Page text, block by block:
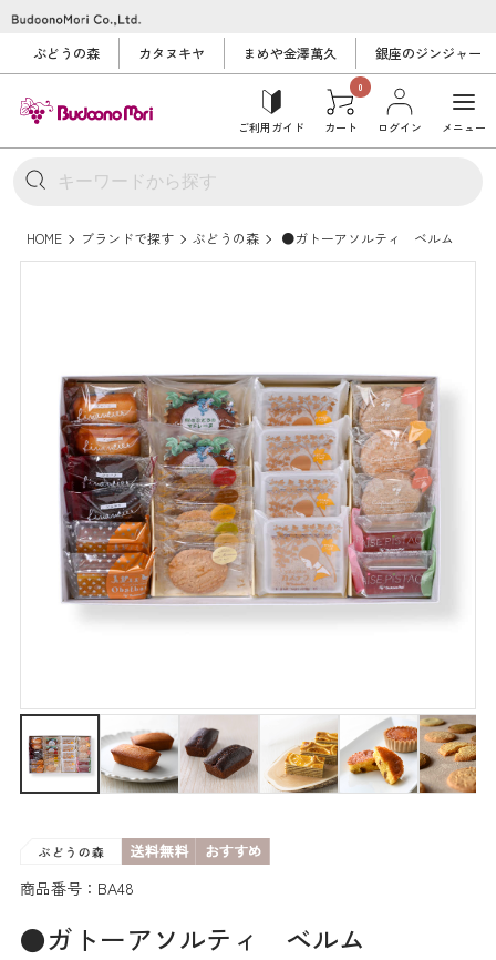
ぶどうの森 カタヌキヤ まめや金澤萬久 銀座のジンジャー
ご利用ガイド
0
カート ログイン メニュー
HOME ブランドで探す ぶどうの森 ●ガトーアソルティ ベルム
商品番号：BA48
●ガトーアソルティ ベルム